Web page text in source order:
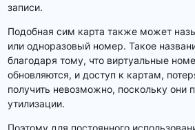
записи.
Подобная сим карта также может
или одноразовый номер. Такое
благодаря тому, что виртуальные
обновляются, и доступ к картам,
получить невозможно, поскольку они
утилизации.